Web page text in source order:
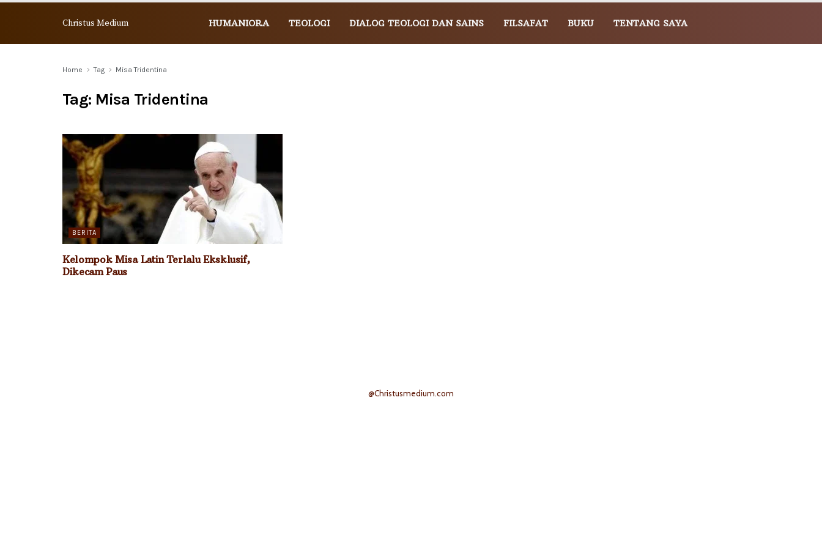
Christus Medium HUMANIORA TEOLOGI DIALOG TEOLOGI DAN SAINS FILSAFAT BUKU TENTANG SAYA
Home Tag Misa Tridentina
Tag: Misa Tridentina
BERITA
Kelompok Misa Latin Terlalu Eksklusif,
Dikecam Paus
@Christusmedium.com